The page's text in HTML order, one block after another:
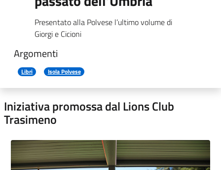
Presentato alla Polvese l’ultimo volume di
Giorgi e Cicioni
Argomenti
Libri Isola Polvese
Iniziativa promossa dal Lions Club
Trasimeno